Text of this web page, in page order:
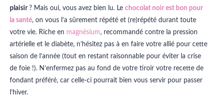
plaisir? Mais oui, vous avez bien lu. Le chocolat noir est bon pour
la santé, on vous l’a sûrement répété et (re)répété durant toute
votre vie. Riche en magnésium, recommandé contre la pression
artérielle et le diabète, n’hésitez pas à en faire votre allié pour cette
saison de l’année (tout en restant raisonnable pour éviter la crise
de foie !). N’enfermez pas au fond de votre tiroir votre recette de
fondant préféré, car celle-ci pourrait bien vous servir pour passer
l’hiver.